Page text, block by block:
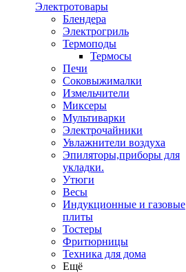
Электротовары
Блендера
Электрогриль
Термоподы
Термосы
Печи
Соковыжималки
Измельчители
Миксеры
Мультиварки
Электрочайники
Увлажнители воздуха
Эпиляторы,приборы для
укладки.
Утюги
Весы
Индукционные и газовые
плиты
Тостеры
Фритюрницы
Техника для дома
Ещё